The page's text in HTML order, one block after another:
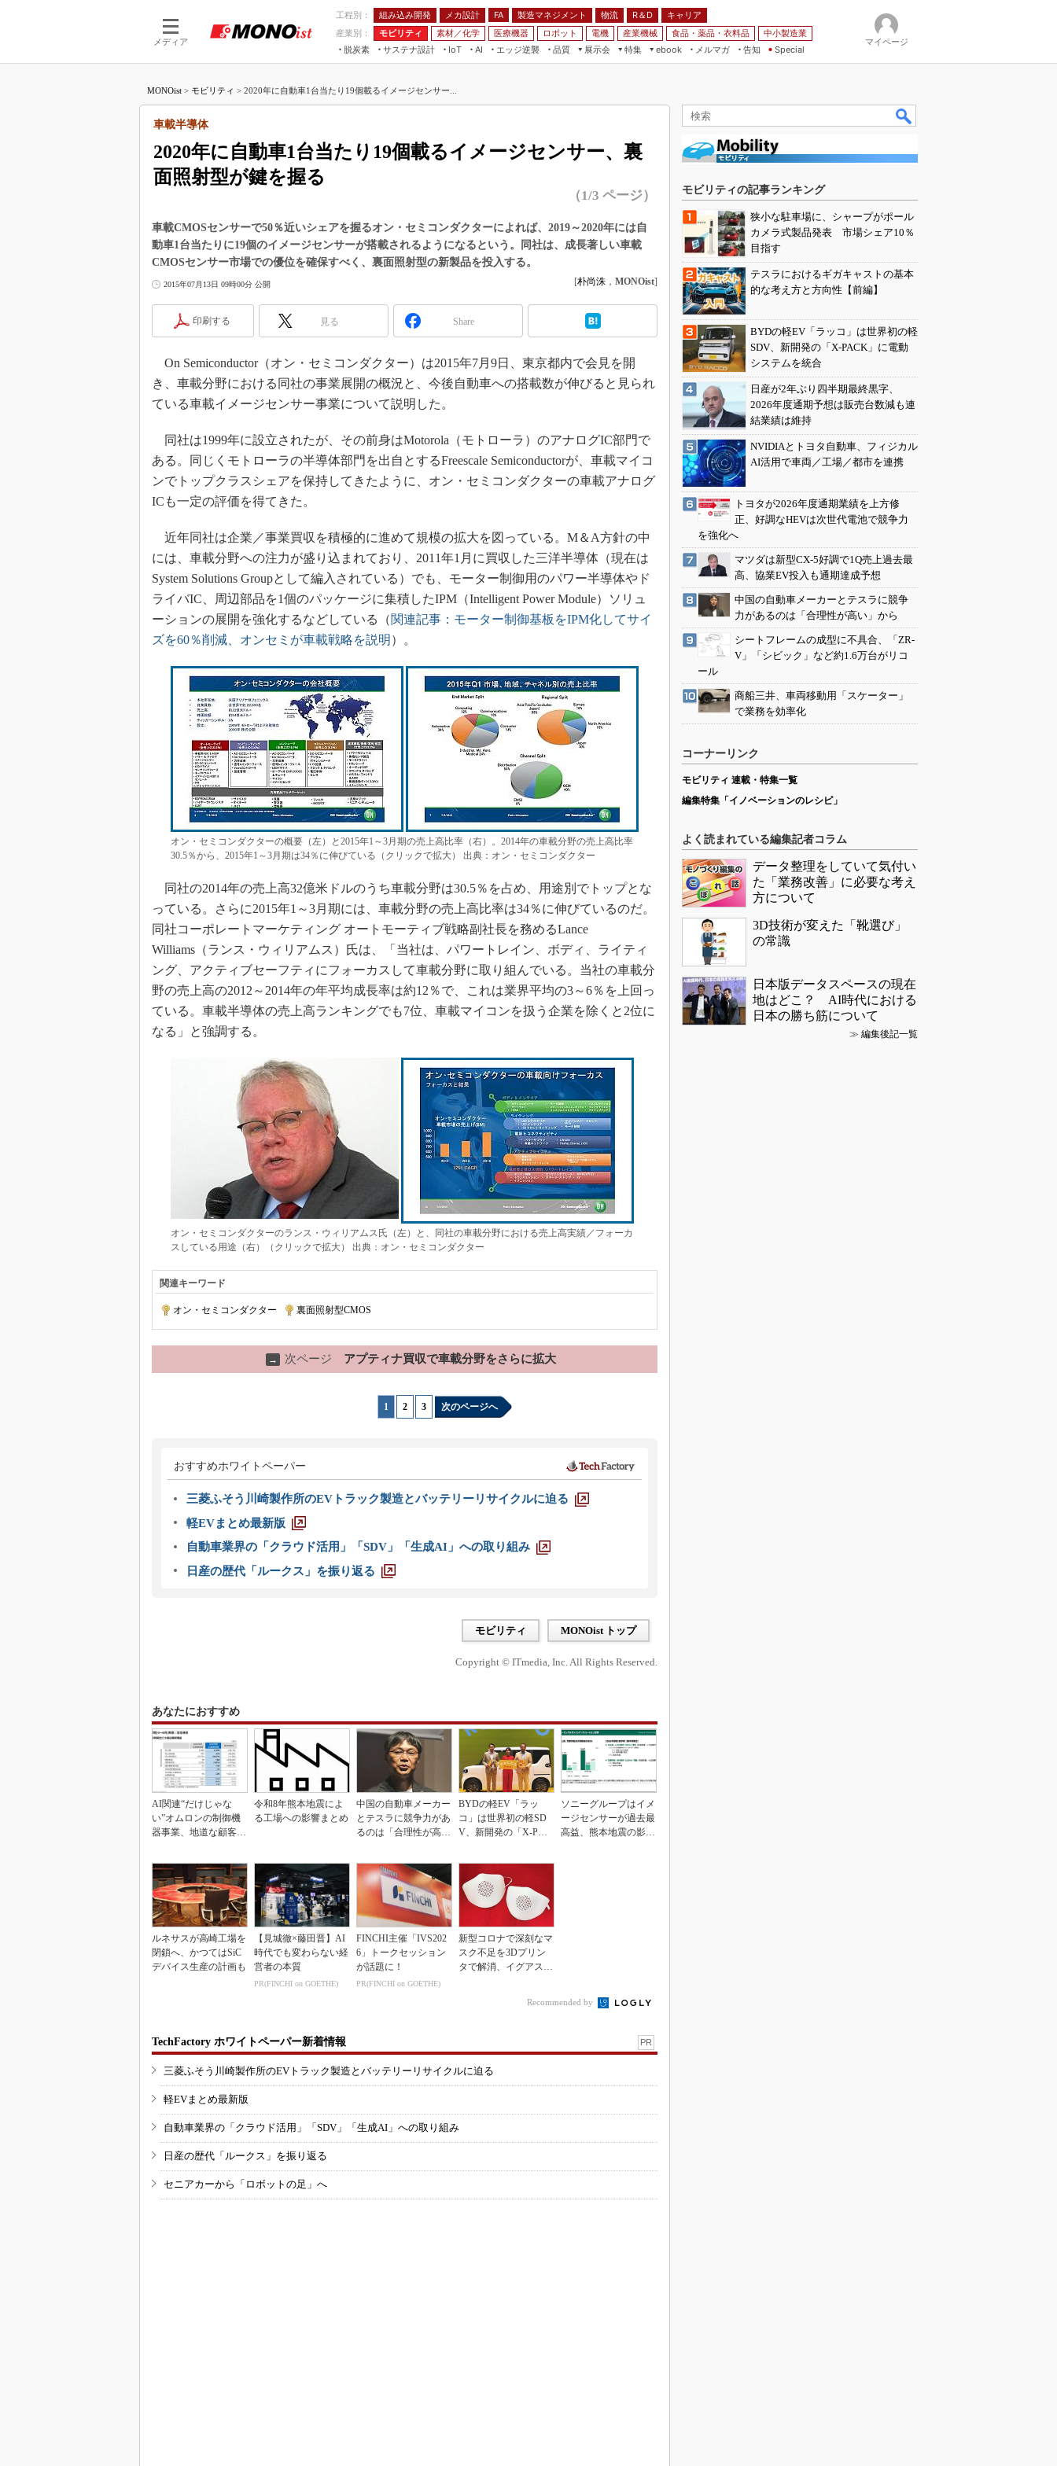
メディア
工程別： 組み込み開発 メカ設計 FA 製造マネジメント 物流 R＆D
キャリア
産業別：
モビリティ 素材／化学 医療機器 ロボット 電機 産業機械 食品・薬品・衣料品
中小製造業
脱炭素
サステナ設計
IoT
つながる工場
AI
AI×設備保全
エッジ逆襲 品質
展示会
JIMTOF
IIFES
TECHNO-FRONTIER
人テク展
スマート工場EXPO
日本ものづくりワールド
産業オープンネット展
特集
組み込みモデリング
Windows Embedded
無償設計ツール
3Dプリンタ
デジタルツインとCAE
イノベーション
製造業ビッグデータ
知財マネジメント
海外生産
グローバル設計・開発
制御セキュリティ
ebook
メルマガ
告知 Special
マイページ
MONOist > モビリティ > 2020年に自動車1台当たり19個載るイメージセンサー...
2020年に自動車1台当たり19個載るイメージセンサー、裏
面照射型が鍵を握る
車載半導体
（1/3 ページ）
車載CMOSセンサーで50％近いシェアを握るオン・セミコンダクターによれば、2019～2020年には自
動車1台当たりに19個のイメージセンサーが搭載されるようになるという。同社は、成長著しい車載
CMOSセンサー市場での優位を確保すべく、裏面照射型の新製品を投入する。
2015年07月13日 09時00分 公開 [朴尚洙 ， MONOist]
印刷する 見る Share
On Semiconductor（オン・セミコンダクター）は2015年7月9日、東京都内で会見を開
き、車載分野における同社の事業展開の概況と、今後自動車への搭載数が伸びると見られ
ている車載イメージセンサー事業について説明した。
同社は1999年に設立されたが、その前身はMotorola（モトローラ）のアナログIC部門で
ある。同じくモトローラの半導体部門を出自とするFreescale Semiconductorが、車載マイコ
ンでトップクラスシェアを保持してきたように、オン・セミコンダクターの車載アナログ
ICも一定の評価を得てきた。
近年同社は企業／事業買収を積極的に進めて規模の拡大を図っている。M＆A方針の中
には、車載分野への注力が盛り込まれており、2011年1月に買収した三洋半導体（現在は
System Solutions Groupとして編入されている）でも、モーター制御用のパワー半導体やド
ライバIC、周辺部品を1個のパッケージに集積したIPM（Intelligent Power Module）ソリュ
ーションの展開を強化するなどしている（関連記事：モーター制御基板をIPM化してサイ
ズを60％削減、オンセミが車載戦略を説明 ）。
オン・セミコンダクターの概要（左）と2015年1～3月期の売上高比率（右）。2014年の車載分野の売上高比率
30.5％から、2015年1～3月期は34％に伸びている（クリックで拡大） 出典：オン・セミコンダクター
同社の2014年の売上高32億米ドルのうち車載分野は30.5％を占め、用途別でトップとな
っている。さらに2015年1～3月期には、車載分野の売上高比率は34％に伸びているのだ。
同社コーポレートマーケティング オートモーティブ戦略副社長を務めるLance
Williams（ランス・ウィリアムス）氏は、「当社は、パワートレイン、ボディ、ライティ
ング、アクティブセーフティにフォーカスして車載分野に取り組んでいる。当社の車載分
野の売上高の2012～2014年の年平均成長率は約12％で、これは業界平均の3～6％を上回っ
ている。車載半導体の売上高ランキングでも7位、車載マイコンを扱う企業を除くと2位に
なる」と強調する。
オン・セミコンダクターのランス・ウィリアムス氏（左）と、同社の車載分野における売上高実績／フォーカ
スしている用途（右）（クリックで拡大） 出典：オン・セミコンダクター
関連キーワード
オン・セミコンダクター 裏面照射型CMOS
→ 次ページ アプティナ買収で車載分野をさらに拡大
1 2 3 次のページへ
おすすめホワイトペーパー
三菱ふそう川崎製作所のEVトラック製造とバッテリーリサイクルに迫る
軽EVまとめ最新版
自動車業界の「クラウド活用」「SDV」「生成AI」への取り組み
日産の歴代「ルークス」を振り返る
モビリティ MONOist トップ
Copyright © ITmedia, Inc. All Rights Reserved.
あなたにおすすめ
AI関連“だけじゃな
い”オムロンの制御機
器事業、地道な顧客基
令和8年熊本地震によ
る工場への影響まとめ
中国の自動車メーカー
とテスラに競争力があ
るのは「合理性が高
BYDの軽EV「ラッ
コ」は世界初の軽SD
V、新開発の「X-PAC
ソニーグループはイメ
ージセンサーが過去最
高益、熊本地震の影響
ルネサスが高崎工場を
閉鎖へ、かつてはSiC
デバイス生産の計画も
【見城徹×藤田晋】AI
時代でも変わらない経
営者の本質
PR(FINCHI on GOETHE)
FINCHI主催「IVS202
6」トークセッション
が話題に！
PR(FINCHI on GOETHE)
新型コロナで深刻なマ
スク不足を3Dプリン
タで解消、イグアスが
Recommended by
TechFactory ホワイトペーパー新着情報 PR
三菱ふそう川崎製作所のEVトラック製造とバッテリーリサイクルに迫る
軽EVまとめ最新版
自動車業界の「クラウド活用」「SDV」「生成AI」への取り組み
日産の歴代「ルークス」を振り返る
セニアカーから「ロボットの足」へ
モビリティの記事ランキング
狭小な駐車場に、シャープがポール
カメラ式製品発表 市場シェア10％
目指す
テスラにおけるギガキャストの基本
的な考え方と方向性【前編】
BYDの軽EV「ラッコ」は世界初の軽
SDV、新開発の「X-PACK」に電動
システムを統合
日産が2年ぶり四半期最終黒字、
2026年度通期予想は販売台数減も連
結業績は維持
NVIDIAとトヨタ自動車、フィジカル
AI活用で車両／工場／都市を連携
トヨタが2026年度通期業績を上方修
正、好調なHEVは次世代電池で競争力
を強化へ
マツダは新型CX-5好調で1Q売上過去最
高、協業EV投入も通期達成予想
中国の自動車メーカーとテスラに競争
力があるのは「合理性が高い」から
シートフレームの成型に不具合、「ZR-
V」「シビック」など約1.6万台がリコ
ール
商船三井、車両移動用「スケーター」
で業務を効率化
コーナーリンク
モビリティ 連載・特集一覧
編集特集「イノベーションのレシピ」
よく読まれている編集記者コラム
データ整理をしていて気付い
た「業務改善」に必要な考え
方について
3D技術が変えた「靴選び」
の常識
日本版データスペースの現在
地はどこ？ AI時代における
日本の勝ち筋について
≫ 編集後記一覧